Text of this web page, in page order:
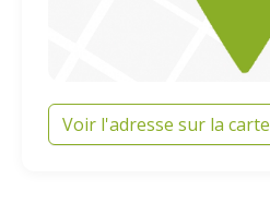
Voir l'adresse sur la carte